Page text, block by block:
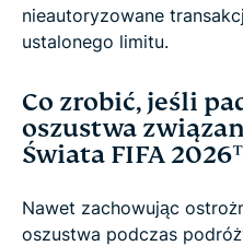
nieautoryzowane
ustalonego limitu.
Co zrobić, jeśli
oszustwa
Świata FIFA
Nawet zachowując
oszustwa podczas